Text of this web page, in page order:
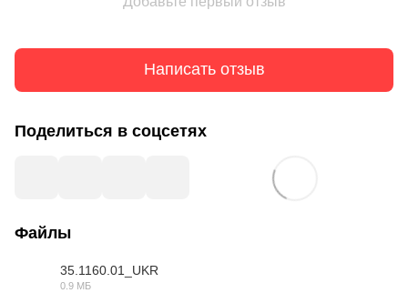
Написать отзыв
Поделиться в соцсетях
Файлы
35.1160.01_UKR
0.9 МБ